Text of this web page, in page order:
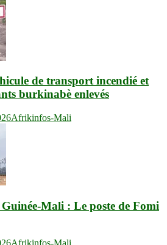
de transport incendié et
burkinabè enlevés
Afrikinfos-Mali
Mali : Le poste de Fomi
Afrikinfos-Mali